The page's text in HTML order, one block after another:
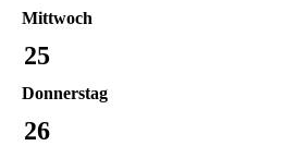
Mittwoch
25
Donnerstag
26